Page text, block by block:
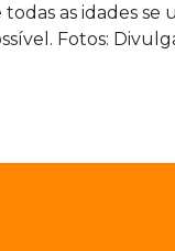
todas as idades
Fotos: